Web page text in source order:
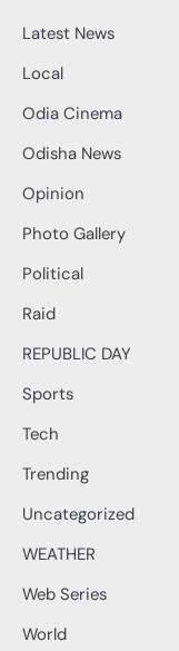
Latest News
Local
Odia Cinema
Odisha News
Opinion
Photo Gallery
Political
Raid
REPUBLIC DAY
Sports
Tech
Trending
Uncategorized
WEATHER
Web Series
World